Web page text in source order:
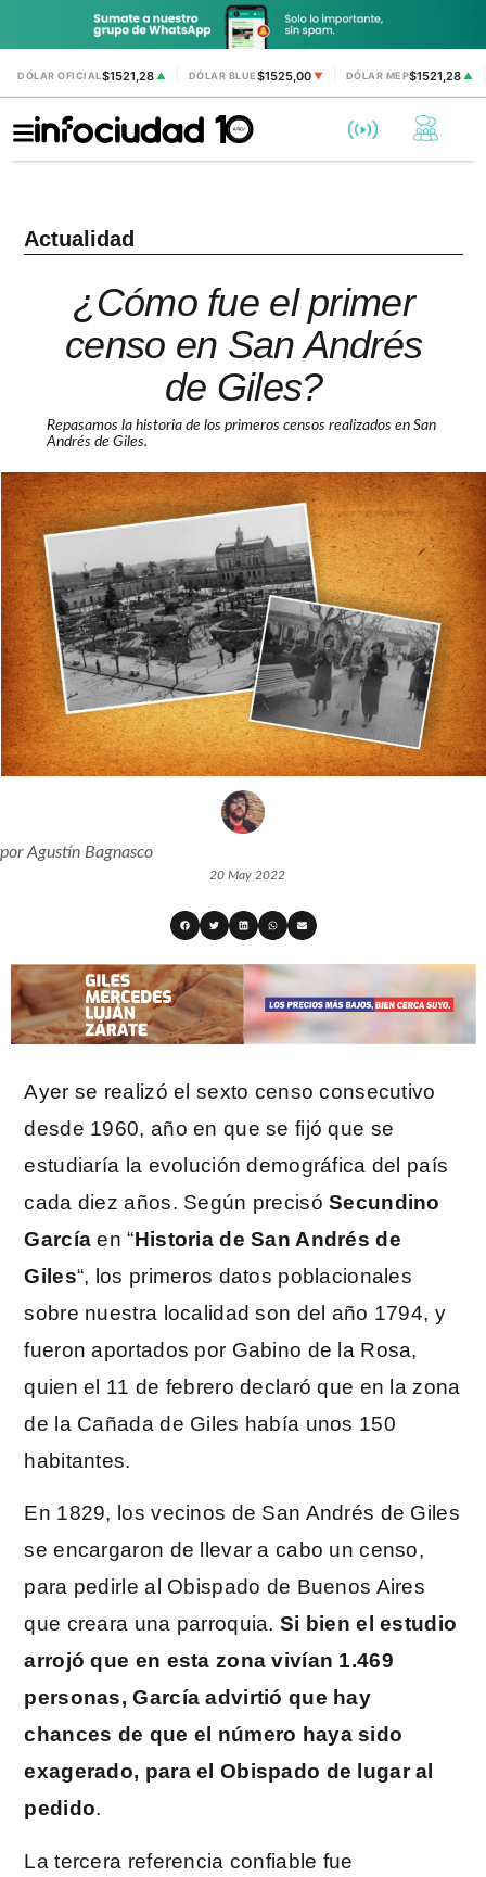
DÓLAR OFICIAL$1521,28 ▲ DÓLAR BLUE$1525,00 ▼ DÓLAR MEP$1521,28▲
Actualidad
¿Cómo fue el primer
censo en San Andrés
de Giles?
Repasamos la historia de los primeros censos realizados en San
Andrés de Giles.
porAgustín Bagnasco
20 May 2022
Ayer se realizó el sexto censo consecutivo
desde 1960, año en que se fijó que se
estudiaría la evolución demográfica del país
cada diez años. Según precisó Secundino
García en “Historia de San Andrés de
Giles“, los primeros datos poblacionales
sobre nuestra localidad son del año 1794, y
fueron aportados por Gabino de la Rosa,
quien el 11 de febrero declaró que en la zona
de la Cañada de Giles había unos 150
habitantes.
En 1829, los vecinos de San Andrés de Giles
se encargaron de llevar a cabo un censo,
para pedirle al Obispado de Buenos Aires
que creara una parroquia. Si bien el estudio
arrojó que en esta zona vivían 1.469
personas, García advirtió que hay
chances de que el número haya sido
exagerado, para el Obispado de lugar al
pedido.
La tercera referencia confiable fue